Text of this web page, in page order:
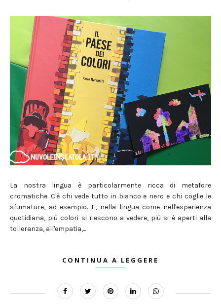
La nostra lingua è particolarmente ricca di metafore
cromatiche. C'è chi vede tutto in bianco e nero e chi coglie le
sfumature, ad esempio. E, nella lingua come nell'esperienza
quotidiana, più colori si riescono a vedere, più si è aperti alla
tolleranza, all'empatia,...
CONTINUA A LEGGERE